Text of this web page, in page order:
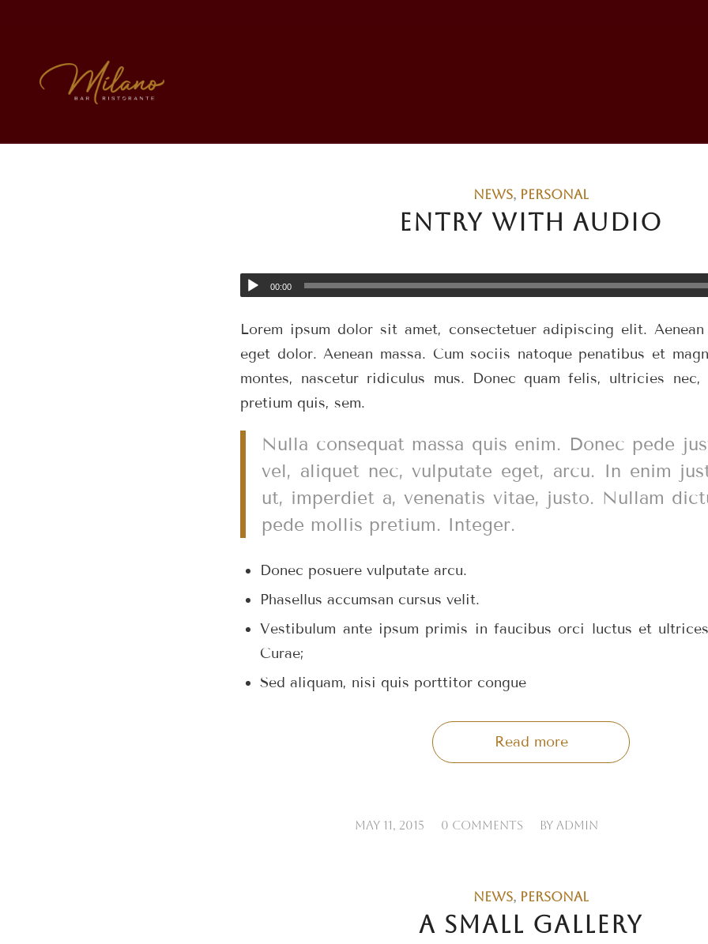
NEWS, PERSONAL
ENTRY WITH AUDIO
00:00
Lorem ipsum dolor sit amet, consectetuer adipiscing elit.
eget dolor. Aenean massa. Cum sociis natoque penatibus et
montes, nascetur ridiculus mus. Donec quam felis, ultricies nec,
pretium quis, sem.
Nulla consequat massa quis enim. Donec pede
vel, aliquet nec, vulputate eget, arcu. In enim
ut, imperdiet a, venenatis vitae, justo. Nullam
pede mollis pretium. Integer.
Donec posuere vulputate arcu.
Phasellus accumsan cursus velit.
Vestibulum ante ipsum primis in faucibus orci luctus et
Curae;
Sed aliquam, nisi quis porttitor congue
Read more
MAY 11, 2015
/ 0 COMMENTS
/ BY ADMIN
NEWS, PERSONAL
A SMALL GALLERY